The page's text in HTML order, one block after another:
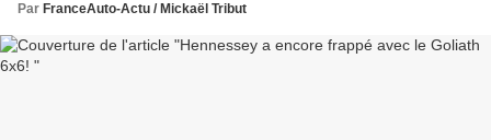
Par FranceAuto-Actu / Mickaël Tribut